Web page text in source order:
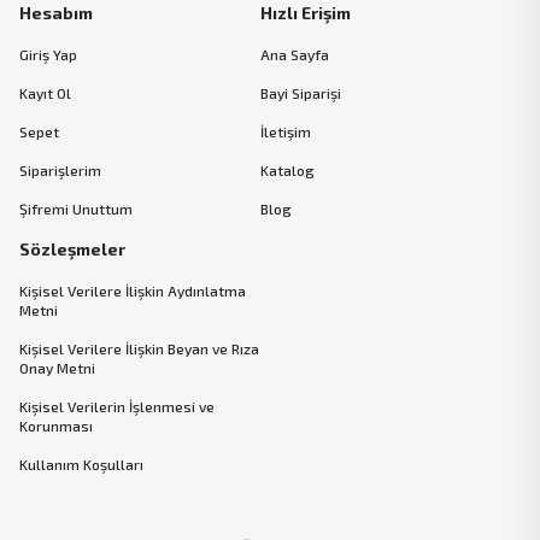
Hesabım
Giriş Yap
Kayıt Ol
Sepet
Siparişlerim
Şifremi Unuttum
Hızlı Erişim
Ana Sayfa
Bayi Siparişi
İletişim
Katalog
Blog
Sözleşmeler
Kişisel Verilere İlişkin Aydınlatma
Metni
Kişisel Verilere İlişkin Beyan ve Rıza
Onay Metni
Kişisel Verilerin İşlenmesi ve
Korunması
Kullanım Koşulları